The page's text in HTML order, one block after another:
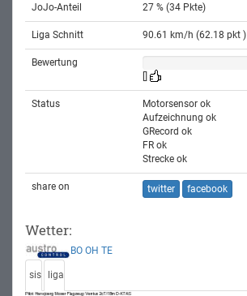
JoJo-Anteil 27 % (34 Pkte)
Liga Schnitt 90.61 km/h (62.18 pkt )
Bewertung
Status
Motorsensor ok
Aufzeichnung ok
GRecord ok
FR ok
Strecke ok
share on twitter facebook
Wetter:
BO OH TE
sis liga